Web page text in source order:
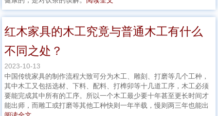
红木家具的木工究竟与普通木工有什么
不同之处？
2023-10-13
中国传统家具的制作流程大致可分为木工、雕刻、打磨等几个工种，
其中木工又包括选材、下料、配料、打榫卯等十几道工序，木工必须
要能完成其中所有的工序。所以一个木工最少要十年甚至更长时间才
能出师，而雕工或打磨等其他工种快则一年半载，慢则两三年也能出